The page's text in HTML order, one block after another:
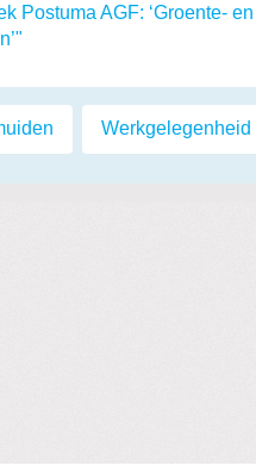
Postuma AGF: ‘Groente-
Werkgelegenheid